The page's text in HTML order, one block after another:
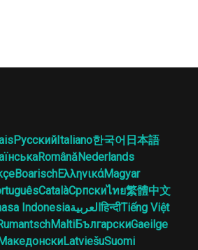
РусскийItaliano한국어 日本語
RomânăNederlands
BoarischΕλληνικάMagyar
CatalàСрпскиไทย繁體中文
Indonesiaالعربيةहिन्दीTiếng Việt
MaltiБългарскиGaeilge
МакедонскиLatviešuSuomi